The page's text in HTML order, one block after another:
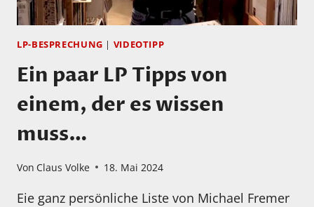
LP-BESPRECHUNG | VIDEOTIPP
Ein paar LP Tipps von
einem, der es wissen
muss…
Von Claus Volke 18. Mai 2024
Eie ganz persönliche Liste von Michael Fremer